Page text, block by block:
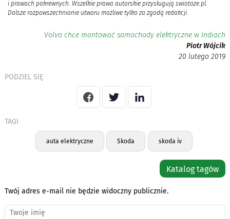
i prawach pokrewnych. Wszelkie prawa autorskie przysługują swiatoze.pl.
Dalsze rozpowszechnianie utworu możliwe tylko za zgodą redakcji.
Volvo chce montować samochody elektryczne w Indiach
Piotr Wójcik
20 lutego 2019
PODZIEL SIĘ
TAGI
auta elektryczne Skoda skoda iv
Katalog tagów
Twój adres e-mail nie będzie widoczny publicznie.